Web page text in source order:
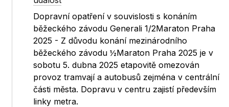
Dopravní opatření v souvislosti s konáním
běžeckého závodu Generali 1/2Maraton Praha
2025 - Z důvodu konání mezinárodního
běžeckého závodu ½Maraton Praha 2025 je v
sobotu 5. dubna 2025 etapovitě omezován
provoz tramvají a autobusů zejména v centrální
části města. Dopravu v centru zajistí především
linky metra.